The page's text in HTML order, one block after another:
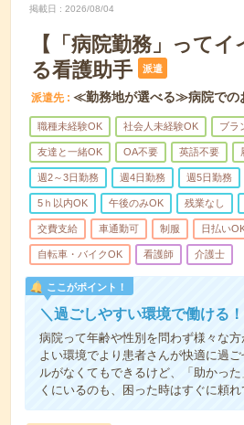
掲載日 2026/08/04
【「病院勤務」って
る看護助手
派遣
派遣先 ≪勤務地が選べる≫病院での
職種未経験OK 社会人未経験OK ブラ
友達と一緒OK OA不要 英語不要
週2～3日勤務 週4日勤務 週5日勤務
5ｈ以内OK 午後のみOK 残業なし
交費支給 車通勤可 制服 日払い
自転車・バイクOK 看護師 介護士
ここがポイント！
＼過ごしやすい環境で働ける
病院って年齢や性別を問わず様々な
よい環境でより患者さんが快適に過
ルがなくてもできるけど、「助かっ
くにいるのも、困った時はすぐに頼れ